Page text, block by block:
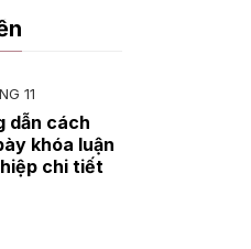
11
dẫn cách
khóa luận
chi tiết